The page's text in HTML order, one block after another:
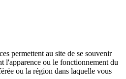
permettent au site de se souvenir
l'apparence ou le fonctionnement du
ou la région dans laquelle vous